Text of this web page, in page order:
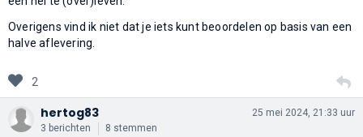
Overigens vind ik niet dat je iets kunt beoordelen op basis van een
halve aflevering.
2
hertog83
3 berichten 8 stemmen
25 mei 2024, 21:33 uur